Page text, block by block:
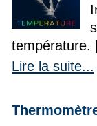
température.
Lire la suite...